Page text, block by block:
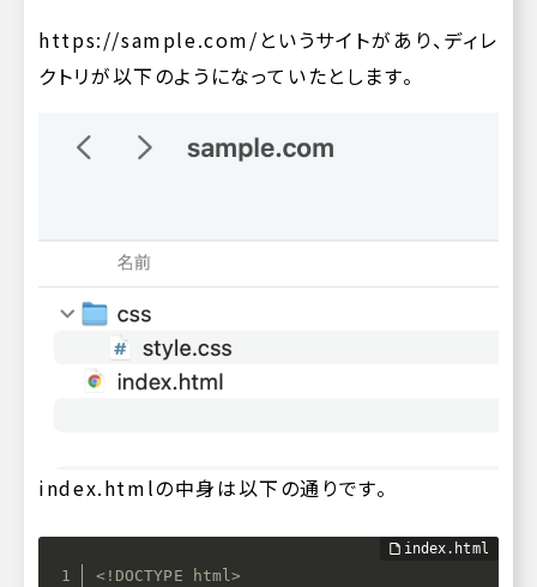
https://sample.com/ というサイトがあり、ディレ
クトリが以下のようになっていたとします。
index.htmlの中身は以下の通りです。
<!DOCTYPE html>